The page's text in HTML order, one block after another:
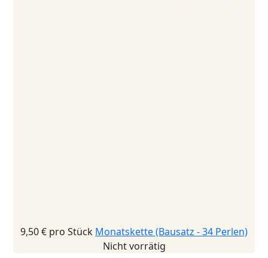
9,50 € pro Stück Monatskette (Bausatz - 34 Perlen)
Nicht vorrätig